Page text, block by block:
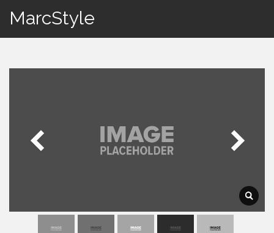
MarcStyle